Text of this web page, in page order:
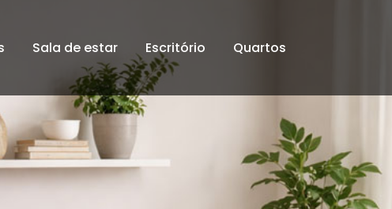
Sala de estar Escritório Quartos